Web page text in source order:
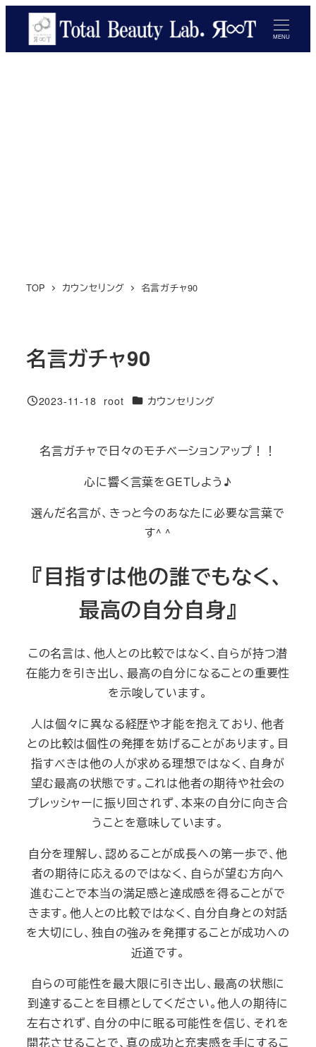
ン
MENU
TOP カウンセリング 名言ガチャ90
名言ガチャ90
投稿日
2023-11-18
著
root カテゴリー
カウンセリング
名言ガチャで日々のモチベーションアップ！！
心に響く言葉をGETしよう♪
選んだ名言が、きっと今のあなたに必要な言葉で
す^ ^
『目指すは他の誰でもなく、
最高の自分自身』
この名言は、他人との比較ではなく、自らが持つ潜
在能力を引き出し、最高の自分になることの重要性
を示唆しています。
人は個々に異なる経歴や才能を抱えており、他者
との比較は個性の発揮を妨げることがあります。目
指すべきは他の人が求める理想ではなく、自身が
望む最高の状態です。これは他者の期待や社会の
プレッシャーに振り回されず、本来の自分に向き合
うことを意味しています。
自分を理解し、認めることが成長への第一歩で、他
者の期待に応えるのではなく、自らが望む方向へ
進むことで本当の満足感と達成感を得ることがで
きます。他人との比較ではなく、自分自身との対話
を大切にし、独自の強みを発揮することが成功への
近道です。
自らの可能性を最大限に引き出し、最高の状態に
到達することを目標としてください。他人の期待に
左右されず、自分の中に眠る可能性を信じ、それを
開花させることで、真の成功と充実感を手にするこ